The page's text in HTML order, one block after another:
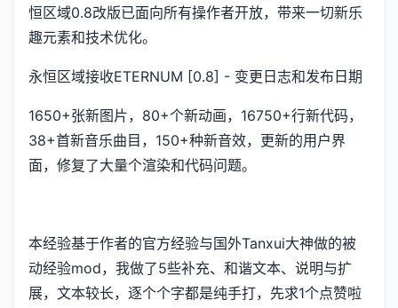
恒区域0.8改版已面向所有操作者开放，带来一切新乐
趣元素和技术优化。
永恒区域接收ETERNUM [0.8] - 变更日志和发布日期
1650+张新图片，80+个新动画，16750+行新代码，
38+首新音乐曲目，150+种新音效，更新的用户界
面，修复了大量个渲染和代码问题。
本经验基于作者的官方经验与国外Tanxui大神做的被
动经验mod，我做了5些补充、和谐文本、说明与扩
展，文本较长，逐个个字都是纯手打，先求1个点赞啦